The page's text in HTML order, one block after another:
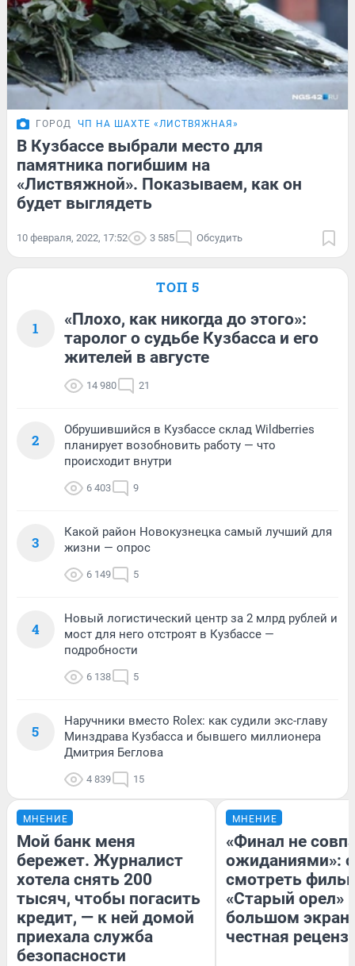
ГОРОД ЧП НА ШАХТЕ «ЛИСТВЯЖНАЯ»
В Кузбассе выбрали место для
памятника погибшим на
«Листвяжной». Показываем, как он
будет выглядеть
10 февраля, 2022, 17:52 3 585 Обсудить
ТОП 5
1
«Плохо, как никогда до этого»:
таролог о судьбе Кузбасса и его
жителей в августе
14 980 21
2
Обрушившийся в Кузбассе склад Wildberries
планирует возобновить работу — что
происходит внутри
6 403 9
3
Какой район Новокузнецка самый лучший для
жизни — опрос
6 149 5
4
Новый логистический центр за 2 млрд рублей и
мост для него отстроят в Кузбассе —
подробности
6 138 5
5
Наручники вместо Rolex: как судили экс-главу
Минздрава Кузбасса и бывшего миллионера
Дмитрия Беглова
4 839 15
МНЕНИЕ
Мой банк меня
бережет. Журналист
хотела снять 200
тысяч, чтобы погасить
кредит, — к ней домой
приехала служба
безопасности
МНЕНИЕ
«Финал не
ожиданиями»:
смотреть
«Старый орел»
большом
честная